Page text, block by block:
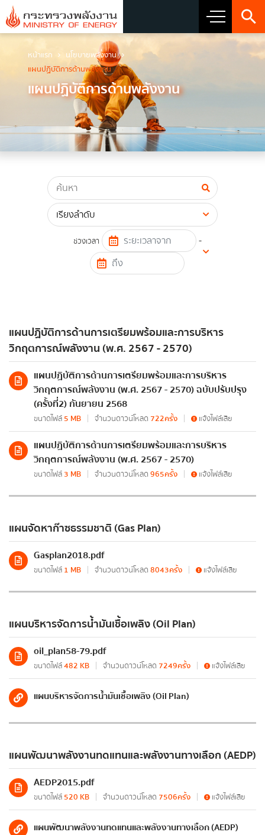
เกี่ยวกับกระทรวง
วิสัยทัศน์ พันธกิจ และตราสัญลักษณ์
ประวัติกระทรวงพลังงาน
ผู้บริหารระดับสูง
ผู้บริหารเทคโนโลยีสารสนเทศระดับสูง (CIO)
โครงสร้างส่วนราชการ
เจตจำนงสุจริตของผู้บริหาร
การมีส่วนร่วมของผู้บริหาร
กฎหมาย/พรบ.ด้านพลังงาน
การเสริมสร้างวัฒนธรรมองค์กร
การตรวจราชการประจำปี
สำนักงานพลังงานจังหวัด
ข้อมูลพลังงาน
มติ ครม. ด้านพลังงาน
ยุทธศาสตร์กระทรวงพลังงาน
มาตรการส่งเสริมที่สำคัญ
แผนปฏิบัติการด้านพลังงาน
มติคณะ กพช./กบง.
คำแถลงนโยบายของคณะรัฐมนตรี
แผน/ผลการดำเนินงาน
แผนการดำเนินงาน
ระบบแสดงข้อมูลผลการดำเนินงานแผนงาน/โครงการ
ตามนโยบายสำคัญของกระทรวงพลังงาน
กรุณาระบุคำค้นหาที่ท่านต้องการ
หน้าแรก
นโยบายพลังงาน
แผนปฏิบัติการด้านพลังงาน
แผนปฏิบัติการด้านพลังงาน
ช่วงเวลา -
แผนปฏิบัติการด้านการเตรียมพร้อมและการบริหาร
วิกฤตการณ์พลังงาน (พ.ศ. 2567 - 2570)
แผนปฏิบัติการด้านการเตรียมพร้อมและการบริหาร
วิกฤตการณ์พลังงาน (พ.ศ. 2567 - 2570) ฉบับปรับปรุง
(ครั้งที่2) กันยายน 2568
ขนาดไฟล์5 MB จำนวนดาวน์โหลด 722ครั้ง แจ้งไฟล์เสีย
แผนปฏิบัติการด้านการเตรียมพร้อมและการบริหาร
วิกฤตการณ์พลังงาน (พ.ศ. 2567 - 2570)
ขนาดไฟล์ 3 MB จำนวนดาวน์โหลด 965ครั้ง แจ้งไฟล์เสีย
แผนจัดหาก๊าซธรรมชาติ (Gas Plan)
Gasplan2018.pdf
ขนาดไฟล์ 1 MB จำนวนดาวน์โหลด 8043ครั้ง แจ้งไฟล์เสีย
แผนบริหารจัดการน้ำมันเชื้อเพลิง (Oil Plan)
oil_plan58-79.pdf
ขนาดไฟล์482 KB จำนวนดาวน์โหลด 7249ครั้ง แจ้งไฟล์เสีย
แผนบริหารจัดการน้ำมันเชื้อเพลิง (Oil Plan)
แผนพัฒนาพลังงานทดแทนและพลังงานทางเลือก (AEDP)
AEDP2015.pdf
ขนาดไฟล์520 KB จำนวนดาวน์โหลด 7506ครั้ง แจ้งไฟล์เสีย
แผนพัฒนาพลังงานทดแทนและพลังงานทางเลือก (AEDP)
แบบฟอร์มการติดต่อ
ชื่อ*
เบอร์โทรศัพท์*
อีเมล*
ข้อความ*
ส่งข้อความ ล้างข้อมูล